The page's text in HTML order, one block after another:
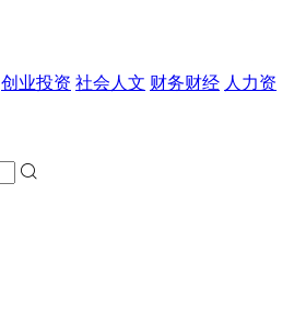
创业投资 社会人文 财务财经 人力资